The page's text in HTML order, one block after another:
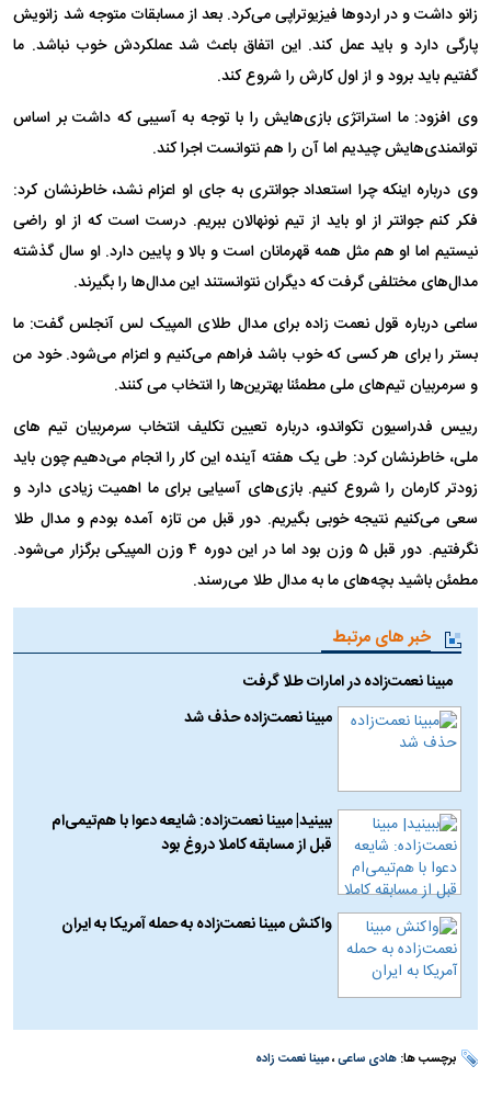
زانو داشت و در اردوها فیزیوتراپی می‌کرد. بعد از مسابقات متوجه شد زانویش
پارگی دارد و باید عمل کند. این اتفاق باعث شد عملکردش خوب نباشد. ما
گفتیم باید برود و از اول کارش را شروع کند.
وی افزود: ما استراتژی بازی‌هایش را با توجه به آسیبی که داشت بر اساس
توانمندی‌هایش چیدیم اما آن را هم نتوانست اجرا کند.
وی درباره اینکه چرا استعداد جوانتری به جای او اعزام نشد، خاطرنشان کرد:
فکر کنم جوانتر از او باید از تیم نونهالان ببریم. درست است که از او راضی
نیستیم اما او هم مثل همه قهرمانان است و بالا و پایین دارد. او سال گذشته
مدال‌های مختلفی گرفت که دیگران نتوانستند این مدال‌ها را بگیرند.
ساعی درباره قول نعمت زاده برای مدال طلای المپیک لس آنجلس گفت: ما
بستر را برای هر کسی که خوب باشد فراهم می‌کنیم و اعزام می‌شود. خود من
و سرمربیان تیم‌های ملی مطمئنا بهترین‌ها را انتخاب می کنند.
رییس فدراسیون تکواندو، درباره تعیین تکلیف انتخاب سرمربیان تیم های
ملی، خاطرنشان کرد: طی یک هفته آینده این کار را انجام می‌دهیم چون باید
زودتر کارمان را شروع کنیم. بازی‌های آسیایی برای ما اهمیت زیادی دارد و
سعی می‌کنیم نتیجه خوبی بگیریم. دور قبل من تازه آمده بودم و مدال طلا
نگرفتیم. دور قبل ۵ وزن بود اما در این دوره ۴ وزن المپیکی برگزار می‌شود.
مطمئن باشید بچه‌های ما به مدال طلا می‌رسند.
خبر های مرتبط
مبینا نعمت‌زاده در امارات طلا گرفت
مبینا نعمت‌زاده حذف شد
ببینید| مبینا نعمت‌زاده: شایعه دعوا با هم‌تیمی‌ام
قبل از مسابقه کاملا دروغ بود
واکنش مبینا نعمت‌زاده به حمله آمریکا به ایران
برچسب ها:هادی ساعی،مبینا نعمت زاده